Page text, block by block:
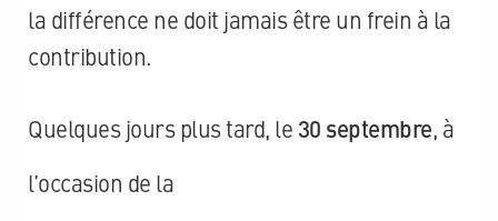
la différence ne doit jamais être un frein à la
contribution.
Quelques jours plus tard, le 30 septembre, à
l’occasion de la